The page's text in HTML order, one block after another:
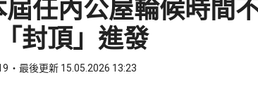
任內公屋輪候時間
封頂」進發
最後更新 15.05.2026 13:23